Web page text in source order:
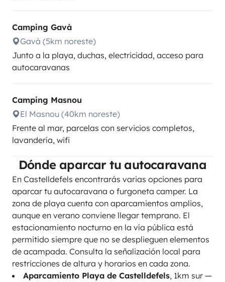
Camping Gavà
Gavà (5km noreste)
Junto a la playa, duchas, electricidad, acceso para
autocaravanas
Camping Masnou
El Masnou (40km noreste)
Frente al mar, parcelas con servicios completos,
lavandería, wifi
Dónde aparcar tu autocaravana
En Castelldefels encontrarás varias opciones para
aparcar tu autocaravana o furgoneta camper. La
zona de playa cuenta con aparcamientos amplios,
aunque en verano conviene llegar temprano. El
estacionamiento nocturno en la vía pública está
permitido siempre que no se desplieguen elementos
de acampada. Consulta la señalización local para
restricciones de altura y horarios en cada zona.
Aparcamiento Playa de Castelldefels, 1km sur —